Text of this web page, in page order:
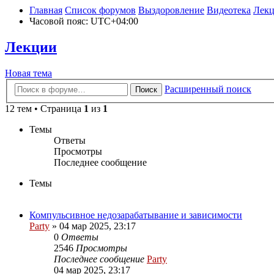
Главная Список форумов Выздоровление Видеотека
Часовой пояс: UTC+04:00
Лекции
Новая
тема
Новая тема
Поиск
Расширенный поиск
12 тем • Страница 1 из 1
Темы
Ответы
Просмотры
Последнее сообщение
Темы
Компульсивное недозарабатывание и зависимости
Party » 04 мар 2025, 23:17
0 Ответы
2546 Просмотры
Последнее сообщение Party
04 мар 2025, 23:17